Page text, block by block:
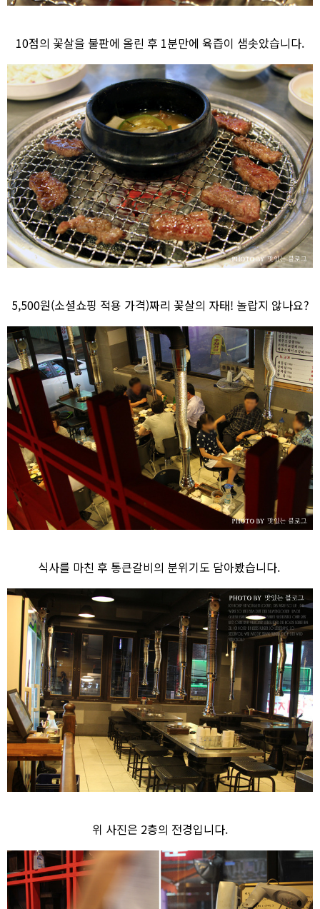
10점의 꽃살을 불판에 올린 후 1분만에 육즙이 샘솟았습니다.
5,500원(소셜쇼핑 적용 가격)짜리 꽃살의 자태! 놀랍지 않나요?
식사를 마친 후 통큰갈비의 분위기도 담아봤습니다.
위 사진은 2층의 전경입니다.